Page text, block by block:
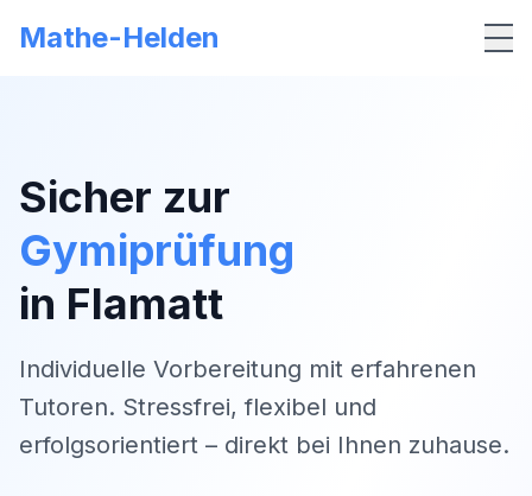
Mathe-Helden
Sicher zur
Gymiprüfung
in Flamatt
Individuelle Vorbereitung mit erfahrenen
Tutoren. Stressfrei, flexibel und
erfolgsorientiert – direkt bei Ihnen zuhause.